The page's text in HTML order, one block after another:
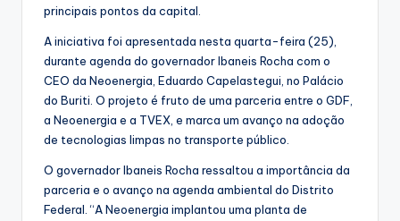
principais pontos da capital.
A iniciativa foi apresentada nesta quarta-feira (25),
durante agenda do governador Ibaneis Rocha com o
CEO da Neoenergia, Eduardo Capelastegui, no Palácio
do Buriti. O projeto é fruto de uma parceria entre o GDF,
a Neoenergia e a TVEX, e marca um avanço na adoção
de tecnologias limpas no transporte público.
O governador Ibaneis Rocha ressaltou a importância da
parceria e o avanço na agenda ambiental do Distrito
Federal. “A Neoenergia implantou uma planta de